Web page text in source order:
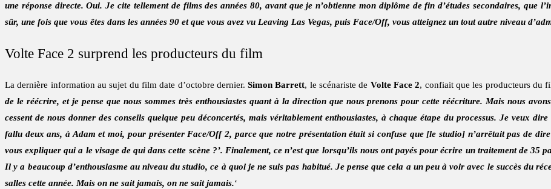
une réponse directe. Oui. Je cite tellement de films des années 80, avant que je n’obtienne mon diplôme de fin d’études secondaires, que
sûr, une fois que vous êtes dans les années 90 et que vous avez vu Leaving Las Vegas, puis Face/Off, vous atteignez un tout autre niveau
Volte Face 2 surprend les producteurs du film
La dernière information au sujet du film date d’octobre dernier.Simon Barrett, le scénariste de Volte Face 2, confiait que les producteurs du
de le réécrire, et je pense que nous sommes très enthousiastes quant à la direction que nous prenons pour cette réécriture. Mais nous
cessent de nous donner des conseils quelque peu déconcertés, mais véritablement enthousiastes, à chaque étape du processus. Je veux
fallu deux ans, à Adam et moi, pour présenter Face/Off 2, parce que notre présentation était si confuse que [le studio] n’arrêtait pas de
vous expliquer qui a le visage de qui dans cette scène ?’. Finalement, ce n’est que lorsqu’ils nous ont payés pour écrire un traitement de 35
Il y a beaucoup d’enthousiasme au niveau du studio, ce à quoi je ne suis pas habitué. Je pense que cela a un peu à voir avec le succès du
salles cette année. Mais on ne sait jamais, on ne sait jamais.‘